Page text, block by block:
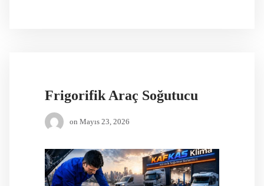
Frigorifik Araç Soğutucu
on Mayıs 23, 2026